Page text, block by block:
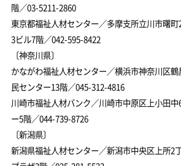
階／03-5211-2860
東京都福祉人材センター／多摩支所立川市曙
3ビル7階／042-595-8422
〔神奈川県〕
かながわ福祉人材センター／横浜市神奈川区
民センター13階／045-312-4816
川崎市福祉人材バンク／川崎市中原区上小田
ー5階／044-739-8726
〔新潟県〕
新潟県福祉人材センター／新潟市中央区上所2